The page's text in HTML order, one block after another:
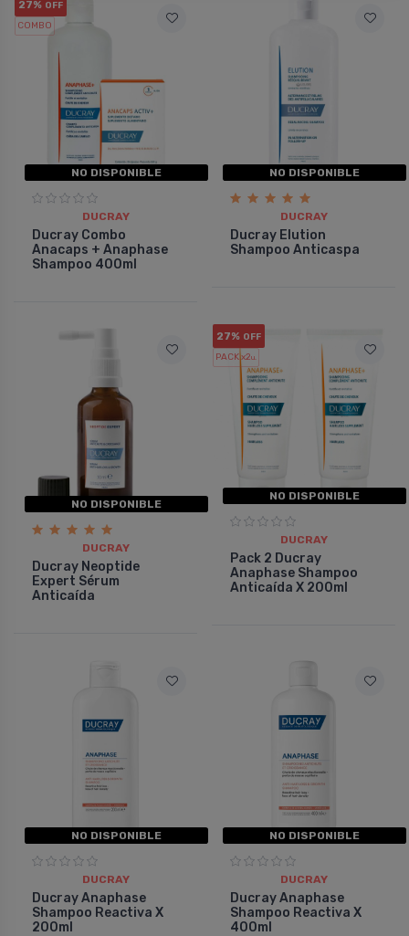
27% OFF
COMBO
NO DISPONIBLE
DUCRAY
Ducray Combo
Anacaps + Anaphase
Shampoo 400ml
NO DISPONIBLE
DUCRAY
Ducray Elution
Shampoo Anticaspa
NO DISPONIBLE
DUCRAY
Ducray Neoptide
Expert Sérum
Anticaída
27% OFF
PACK x2u.
NO DISPONIBLE
DUCRAY
Pack 2 Ducray
Anaphase Shampoo
Anticaí­da X 200ml
NO DISPONIBLE
DUCRAY
Ducray Anaphase
Shampoo Reactiva X
200ml
NO DISPONIBLE
DUCRAY
Ducray Anaphase
Shampoo Reactiva X
400ml